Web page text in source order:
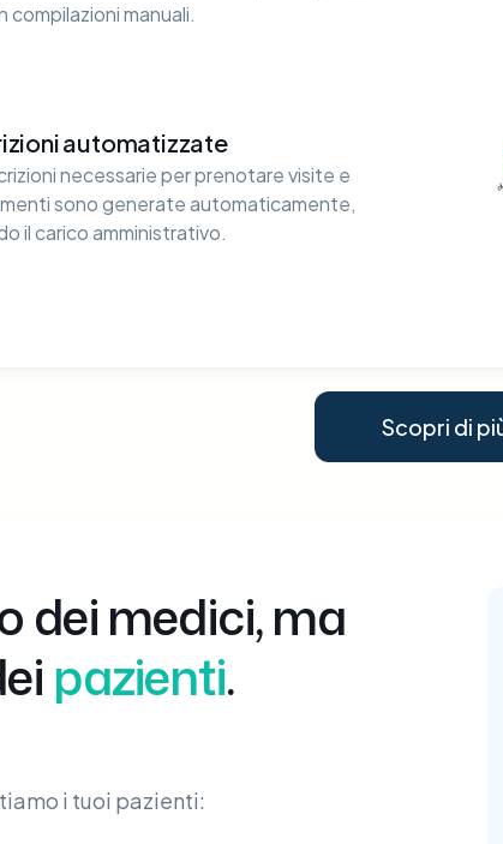
compilazioni manuali.
automatizzate
necessarie per prenotare visite e
sono generate automaticamente,
il carico amministrativo.
Scopri di
dei medici, ma
pazienti.
i tuoi pazienti: